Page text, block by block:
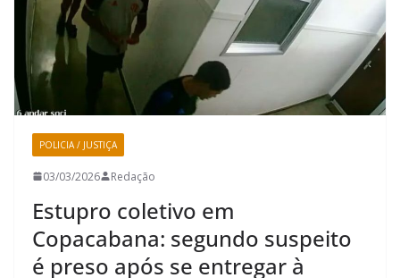
POLICIA / JUSTIÇA
03/03/2026 Redação
Estupro coletivo em
Copacabana: segundo suspeito
é preso após se entregar à